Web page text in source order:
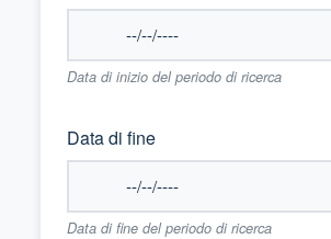
Data di inizio del periodo di ricerca
Data di fine
Data di fine del periodo di ricerca